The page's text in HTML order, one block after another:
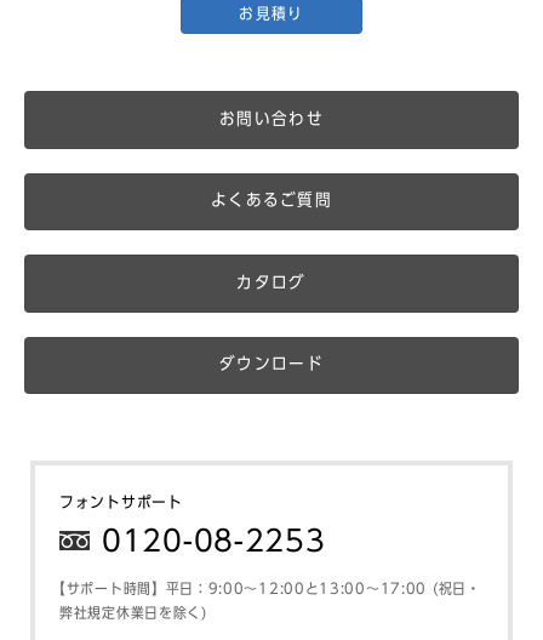
お見積り
お問い合わせ
よくあるご質問
カタログ
ダウンロード
フォントサポート
0120-08-2253
【サポート時間】平日：9:00～12:00と13:00～17:00 (祝日・
弊社規定休業日を除く)